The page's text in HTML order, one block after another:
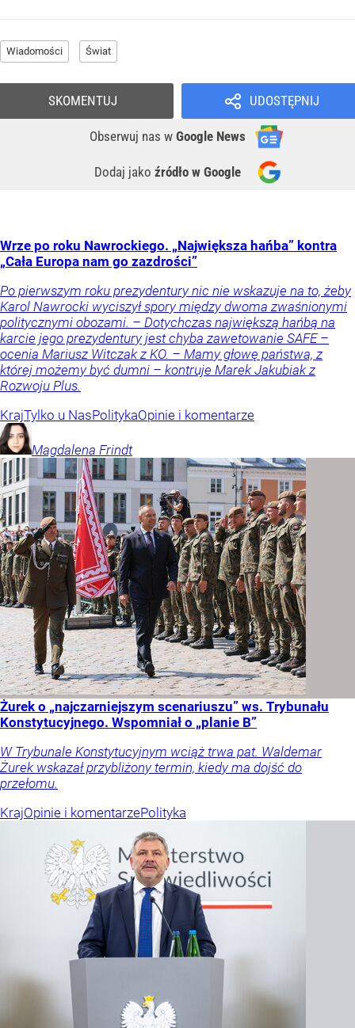
Wiadomości Świat
UDOSTĘPNIJ
Obserwuj nas w Google News
Dodaj jako źródło w Google
SKOMENTUJ
Wrze po roku Nawrockiego. „Największa hańba” kontra
„Cała Europa nam go zazdrości”
Po pierwszym roku prezydentury nic nie wskazuje na to, żeby
Karol Nawrocki wyciszył spory między dwoma zwaśnionymi
politycznymi obozami. – Dotychczas największą hańbą na
karcie jego prezydentury jest chyba zawetowanie SAFE –
ocenia Mariusz Witczak z KO. – Mamy głowę państwa, z
której możemy być dumni – kontruje Marek Jakubiak z
Rozwoju Plus.
KrajTylko u NasPolitykaOpinie i komentarze
Magdalena Frindt
Żurek o „najczarniejszym scenariuszu” ws. Trybunału
Konstytucyjnego. Wspomniał o „planie B”
W Trybunale Konstytucyjnym wciąż trwa pat. Waldemar
Żurek wskazał przybliżony termin, kiedy ma dojść do
przełomu.
KrajOpinie i komentarzePolityka